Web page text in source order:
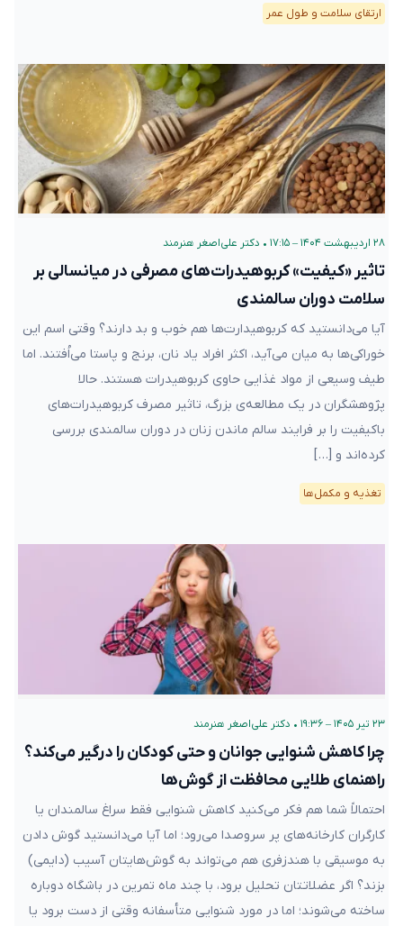
ارتقای سلامت و طول عمر
۲۸ اردیبهشت ۱۴۰۴ – ۱۷:۱۵ • دکتر علی‌اصغر هنرمند
تاثیر «کیفیت» کربوهیدرات‌های مصرفی در میانسالی بر
سلامت دوران سالمندی
آیا می‌دانستید که کربوهیدارت‌ها هم خوب و بد دارند؟ وقتی اسم این
خوراکی‌ها به میان می‌آید، اکثر افراد یاد نان، برنج و پاستا می‌اُفتند. اما
طیف وسیعی از مواد غذایی حاوی کربوهیدرات هستند. حالا
پژوهشگران در یک مطالعه‌ی بزرگ، تاثیر مصرف کربوهیدرات‌های
باکیفیت را بر فرایند سالم ماندن زنان در دوران سالمندی بررسی
کرده‌اند و […]
تغذیه و مکمل‌ها
۲۳ تیر ۱۴۰۵ – ۱۹:۳۶ • دکتر علی‌اصغر هنرمند
چرا کاهش شنوایی جوانان و حتی کودکان را درگیر می‌کند؟
راهنمای طلایی محافظت از گوش‌ها
احتمالاً شما هم فکر می‌کنید کاهش شنوایی فقط سراغ سالمندان یا
کارگران کارخانه‌های پر سروصدا می‌رود؛ اما آیا می‌دانستید گوش دادن
به موسیقی با هندزفری هم می‌تواند به گوش‌هایتان آسیب (دایمی)
بزند؟ اگر عضلاتتان تحلیل برود، با چند ماه تمرین در باشگاه دوباره
ساخته می‌شوند؛ اما در مورد شنوایی متأسفانه وقتی از دست برود یا